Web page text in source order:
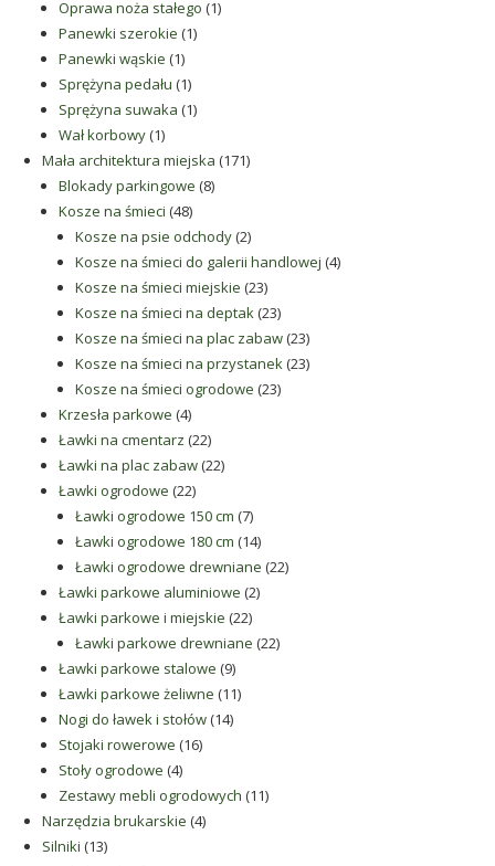
produkt
Oprawa noża stałego 11
Panewki szerokie 11
Panewki wąskie 11
produkt
Sprężyna pedału 11
produkt
Sprężyna suwaka 11
Wał korbowy 11
produkt
Mała architektura miejska 171171
Blokady parkingowe 88
Kosze na śmieci 4848
produktów
Kosze na psie odchody 22
produkty
Kosze na śmieci do galerii handlowej 44
Kosze na śmieci miejskie 2323
produkty
Kosze na śmieci na deptak 2323
produkty
Kosze na śmieci na plac zabaw 2323
produkty
Kosze na śmieci na przystanek 2323
Kosze na śmieci ogrodowe 2323
Krzesła parkowe 44
produkty
Ławki na cmentarz 2222
produkty
Ławki na plac zabaw 2222
Ławki ogrodowe 2222
produkty
Ławki ogrodowe 150 cm 77
produktów
Ławki ogrodowe 180 cm 1414
produktów
Ławki ogrodowe drewniane 2222
Ławki parkowe aluminiowe 22
Ławki parkowe i miejskie 2222
produkty
Ławki parkowe drewniane 2222
Ławki parkowe stalowe 99
produktów
Ławki parkowe żeliwne 1111
Nogi do ławek i stołów 1414
Stojaki rowerowe 1616
Stoły ogrodowe 44
produkty
Zestawy mebli ogrodowych 1111
Narzędzia brukarskie 44
Silniki 1313